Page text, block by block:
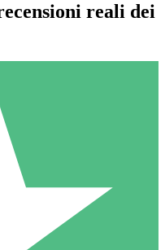
Individuali
Nessun impegno
reali dei